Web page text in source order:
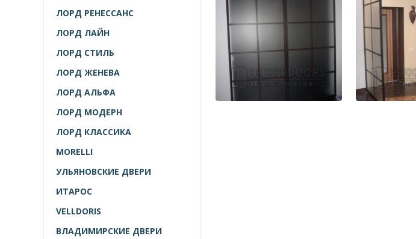
ЛОРД РЕНЕССАНС
ЛОРД ЛАЙН
ЛОРД СТИЛЬ
ЛОРД ЖЕНЕВА
ЛОРД АЛЬФА
ЛОРД МОДЕРН
ЛОРД КЛАССИКА
MORELLI
УЛЬЯНОВСКИЕ ДВЕРИ
ИТАРОС
VELLDORIS
ВЛАДИМИРСКИЕ ДВЕРИ